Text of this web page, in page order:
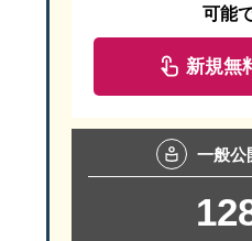
可能
新規無
一般公